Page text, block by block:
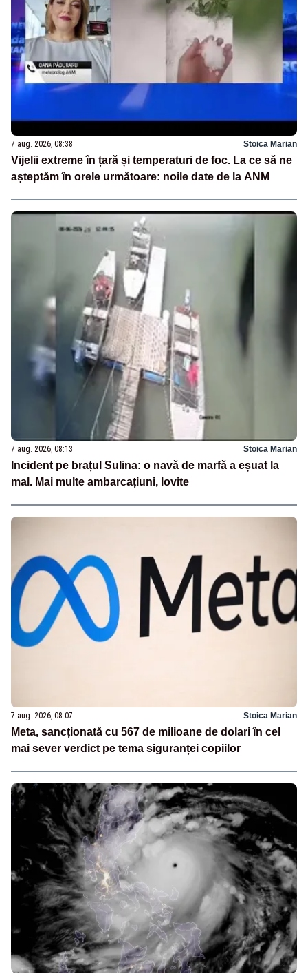
7 aug. 2026, 08:38 Stoica Marian
Vijelii extreme în țară și temperaturi de foc. La ce să ne
așteptăm în orele următoare: noile date de la ANM
7 aug. 2026, 08:13 Stoica Marian
Incident pe brațul Sulina: o navă de marfă a eșuat la
mal. Mai multe ambarcațiuni, lovite
7 aug. 2026, 08:07 Stoica Marian
Meta, sancționată cu 567 de milioane de dolari în cel
mai sever verdict pe tema siguranței copiilor